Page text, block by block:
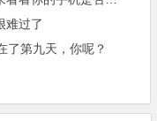
难过了
了第九天，你呢？